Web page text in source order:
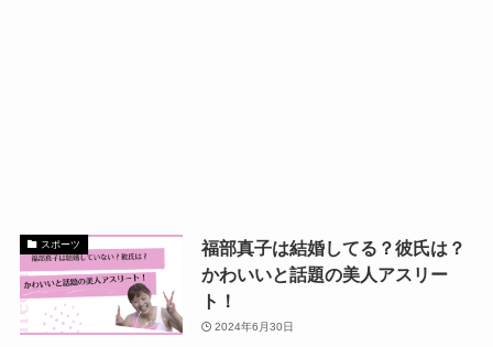
スポーツ
福部真子は結婚してる？彼氏は？
かわいいと話題の美人アスリー
ト！
2024年6月30日